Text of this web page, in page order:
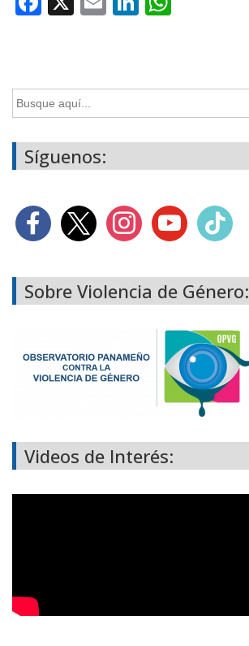
Buscar:
Síguenos:
Sobre Violencia de Género:
Videos de Interés: